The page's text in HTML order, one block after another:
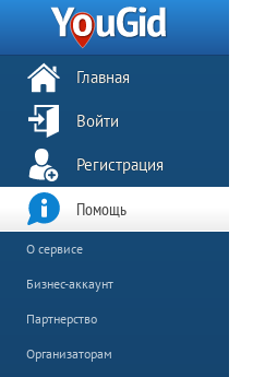
Главная
Войти
Регистрация
Помощь
О сервисе
Бизнес-аккаунт
Партнерство
Организаторам